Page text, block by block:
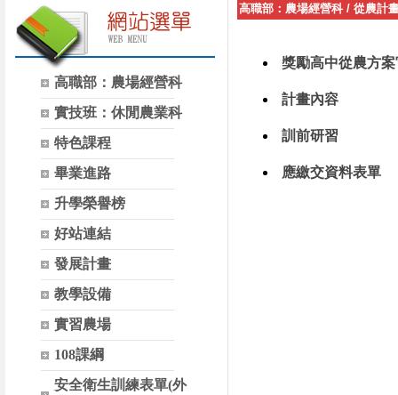
高職部：農場經營科
實技班：休閒農業科
特色課程
畢業進路
升學榮譽榜
好站連結
發展計畫
教學設備
實習農場
108課綱
安全衛生訓練表單(外
高職部：農場經營科 / 從農計
獎勵高中從農方
計畫內容
訓前研習
應繳交資料表單